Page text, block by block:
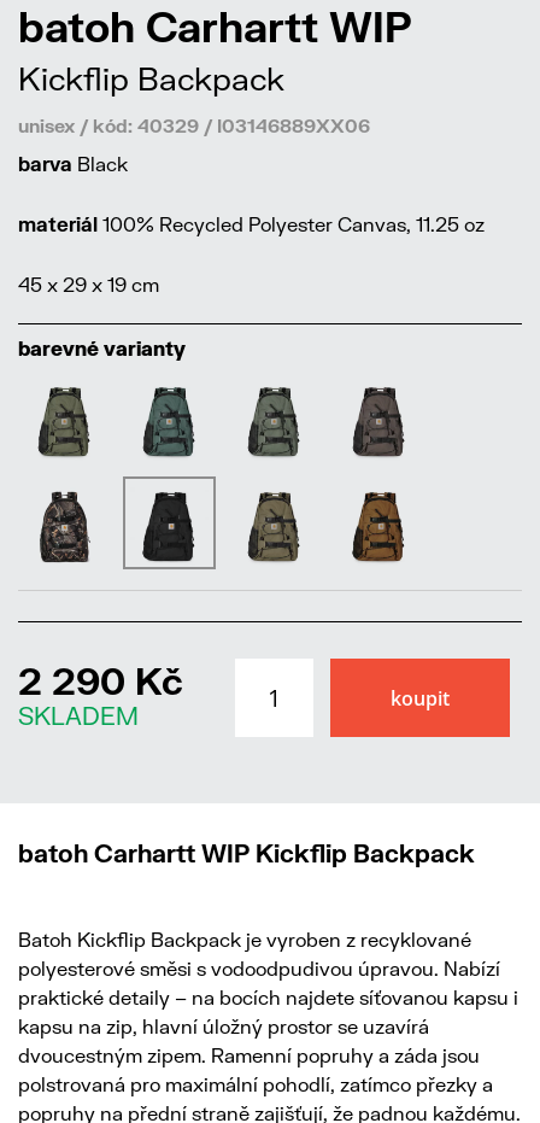
batoh Carhartt WIP
Kickflip Backpack
unisex / kód: 40329 / I03146889XX06
barva Black
materiál 100% Recycled Polyester Canvas, 11.25 oz
45 x 29 x 19 cm
barevné varianty
2 290 Kč
SKLADEM
batoh Carhartt WIP Kickflip Backpack
Batoh Kickflip Backpack je vyroben z recyklované
polyesterové směsi s vodoodpudivou úpravou. Nabízí
praktické detaily – na bocích najdete síťovanou kapsu i
kapsu na zip, hlavní úložný prostor se uzavírá
dvoucestným zipem. Ramenní popruhy a záda jsou
polstrovaná pro maximální pohodlí, zatímco přezky a
popruhy na přední straně zajišťují, že padnou každému.